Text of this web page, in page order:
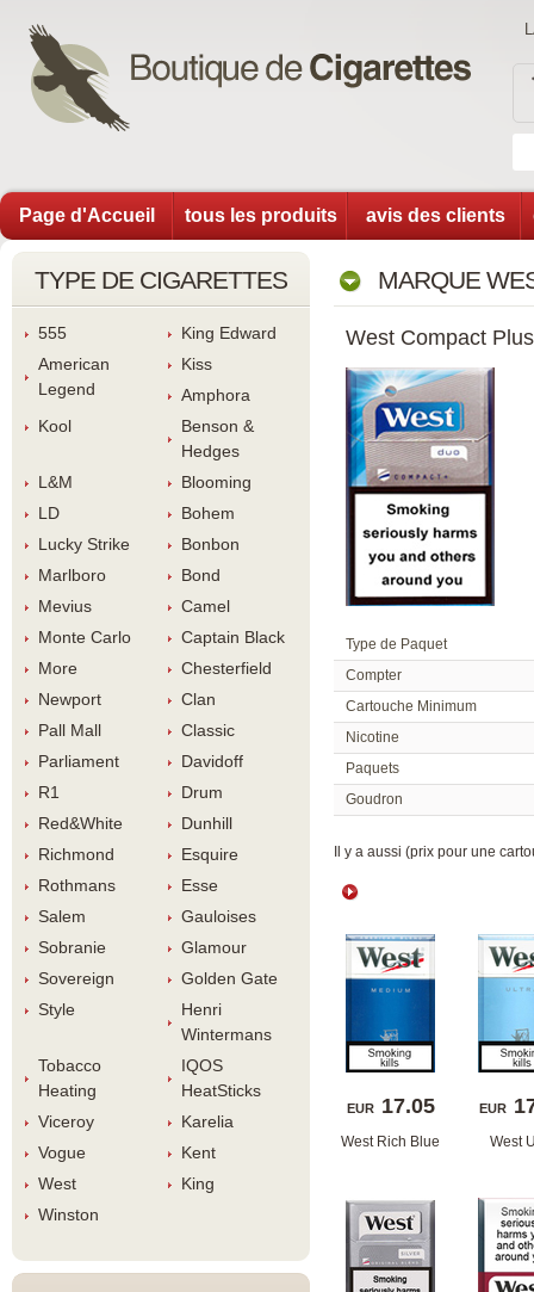
Page d'Accueil tous les produit avis des client
TYPE DE CIGARETTES
555
King Edward
American
Legend
Ki
Amphora
Kool
Benson &
Hedge
L&M
Blooming
LD
Bohem
Lucky Strike
Bonbon
Marlboro
Bond
Meviu
Camel
Monte Carlo
Captain Black
More
Chesterfield
Newport
Clan
Pall Mall
Classic
Parliament
Davidoff
R1
Drum
Red&White
Dunhill
Richmond
Esquire
Rothman
Esse
Salem
Gauloise
Sobranie
Glamour
Sovereign
Golden Gate
Style
Henri
Winterman
Tobacco
Heating
IQOS
HeatStick
Viceroy
Karelia
Vogue
Kent
West
King
Winston
MARQUE
West Compact
Type de Paquet
Compter
Cartouche Minimum
Nicotine
Paquet
Goudron
Il y a aussi (prix pour une
EUR 17.05
West Rich Blue
EUR
West